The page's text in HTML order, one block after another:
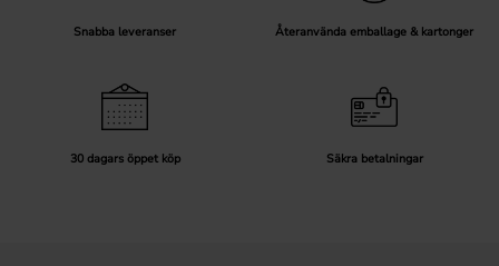
Snabba leveranser Återanvända emballage & kartonger
30 dagars öppet köp Säkra betalningar